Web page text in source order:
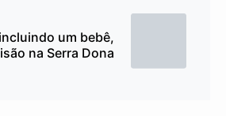
um bebê,
na Serra Dona